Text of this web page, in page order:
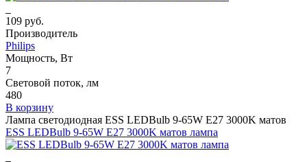
109 руб.
Производитель
Philips
Мощность, Вт
7
Световой поток, лм
480
В корзину
Лампа светодиодная ESS LEDBulb 9-65W E27 3000K матов
ESS LEDBulb 9-65W E27 3000K матов лампа